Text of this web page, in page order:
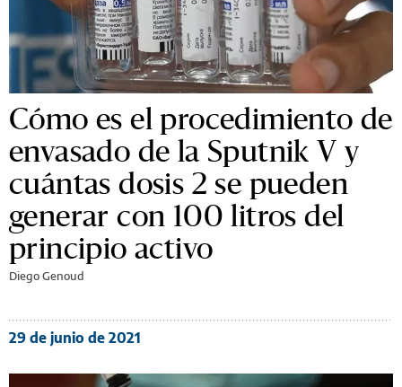
Cómo es el procedimiento de
envasado de la Sputnik V y
cuántas dosis 2 se pueden
generar con 100 litros del
principio activo
Diego Genoud
29 de junio de 2021